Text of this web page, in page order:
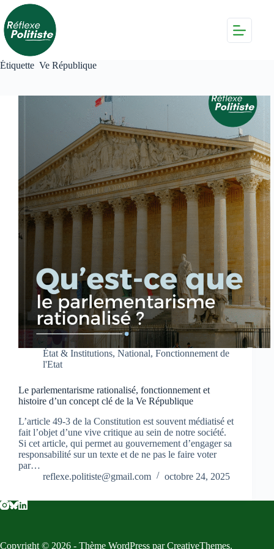
Passer
au
contenu
Étiquette Ve République
État & Institutions, National, Fonctionnement de
l'Etat
Le parlementarisme rationalisé, fonctionnement et
histoire d’un concept clé de la Ve République
L’article 49-3 de la Constitution est souvent médiatisé et
fait l’objet d’une vive critique au sein de notre société.
Si cet article, qui permet au gouvernement d’engager sa
responsabilité sur un texte et de ne pas le faire voter
par…
reflexe.politiste@gmail.com
octobre 24, 2025
Copyright © 2026 - Thème WordPress parCreativeThemes.